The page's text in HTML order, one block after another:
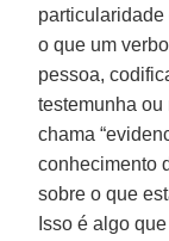
particularidade
o que um
pessoa,
testemunha ou
chama
conhecimento
sobre o que
Isso é algo